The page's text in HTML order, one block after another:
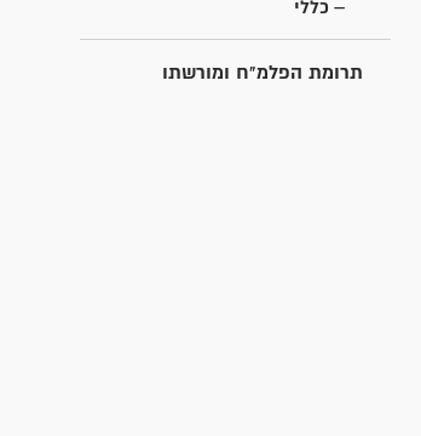
– כללי
תרומת הפלמ"ח ומורשתו